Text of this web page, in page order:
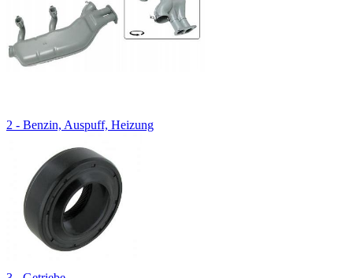
2 - Benzin, Auspuff, Heizung